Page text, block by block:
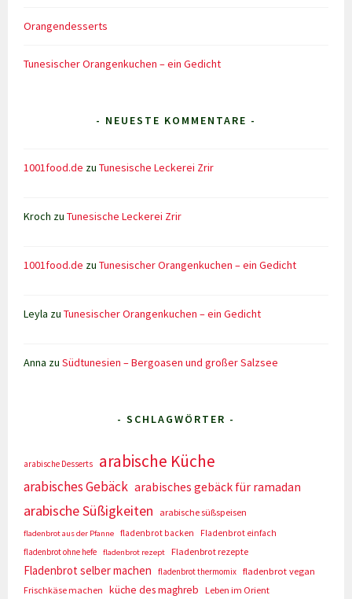
Orangendesserts
Tunesischer Orangenkuchen – ein Gedicht
- NEUESTE KOMMENTARE -
1001food.de zuTunesische Leckerei Zrir
Kroch zuTunesische Leckerei Zrir
1001food.de zuTunesischer Orangenkuchen – ein Gedicht
Leyla zuTunesischer Orangenkuchen – ein Gedicht
Anna zuSüdtunesien – Bergoasen und großer Salzsee
- SCHLAGWÖRTER -
arabische Desserts arabische Küche
arabisches Gebäck arabisches gebäck für ramadan
arabische Süßigkeiten arabische süßspeisen
fladenbrot aus der Pfanne fladenbrot backen
Fladenbrot einfach
fladenbrot ohne hefe
fladenbrot rezept Fladenbrot rezepte
Fladenbrot selber machen fladenbrot thermomix fladenbrot vegan
Frischkäse machen
küche des maghreb
Leben im Orient